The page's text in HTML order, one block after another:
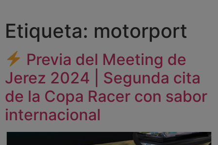
Etiqueta: motorport
Previa del Meeting de
Jerez 2024 | Segunda cita
de la Copa Racer con sabor
internacional